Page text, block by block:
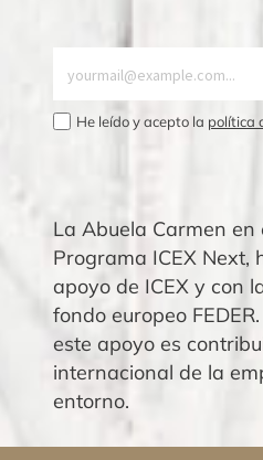
He leído y acepto la política
La Abuela Carmen en
Programa ICEX Next,
apoyo de ICEX y con
fondo europeo
este apoyo es
internacional de la
entorno.